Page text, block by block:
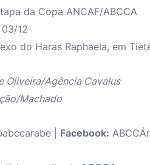
da Copa ANCAF/ABCCA
12
do Haras Raphaela, em
Oliveira/Agência Cavalus
Machado
| Facebook: